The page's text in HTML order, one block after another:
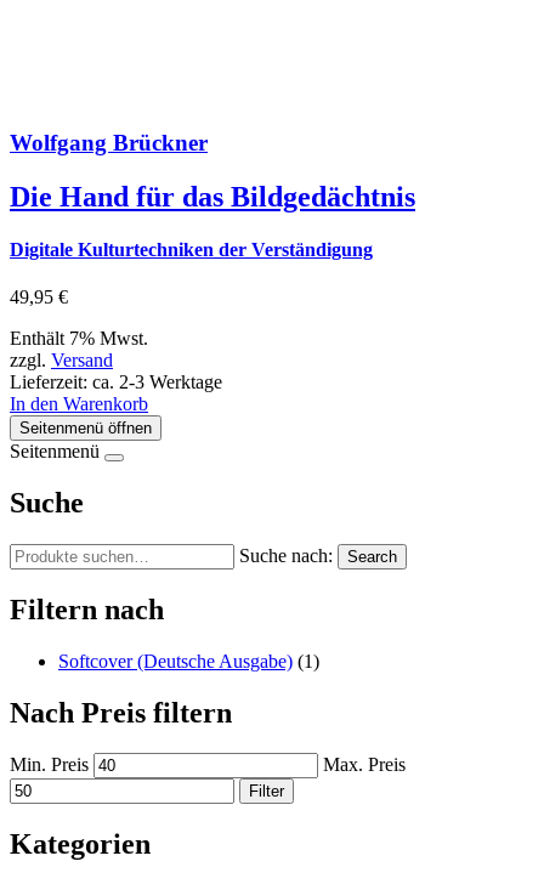
Wolfgang Brückner
Die Hand für das Bildgedächtnis
Digitale Kulturtechniken der Verständigung
49,95 €
Enthält 7% Mwst.
zzgl. Versand
Lieferzeit: ca. 2-3 Werktage
In den Warenkorb
Seitenmenü öffnen
Seitenmenü
Suche
Suche nach: Search
Filtern nach
Softcover (Deutsche Ausgabe) (1)
Nach Preis filtern
Min. Preis Max. Preis
Filter
Kategorien